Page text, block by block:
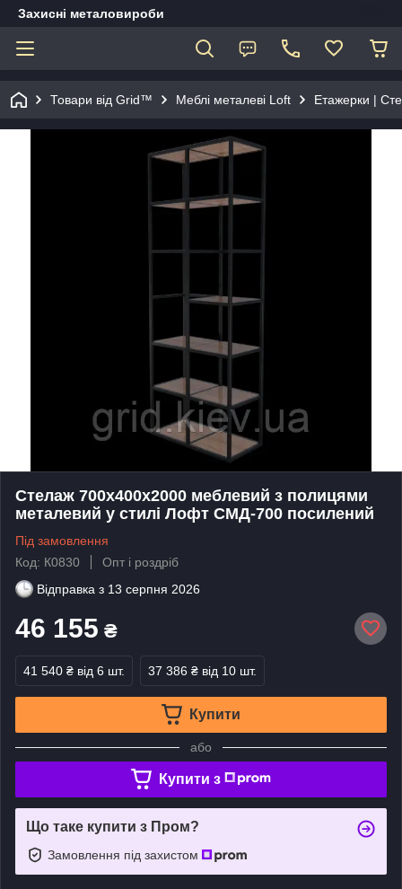
Захисні металовироби
Товари від Grid™ Меблі металеві Loft Етажерки |
Стелаж 700х400х2000 меблевий з полицями
металевий у стилі Лофт СМД-700 посилений
Під замовлення
Код: К0830
Опт і роздріб
Відправка з 13 серпня 2026
46 155 ₴
41 540 ₴ від 6 шт. 37 386 ₴ від 10 шт.
Купити
або
Купити з
Що таке купити з Пром?
Замовлення під захистом